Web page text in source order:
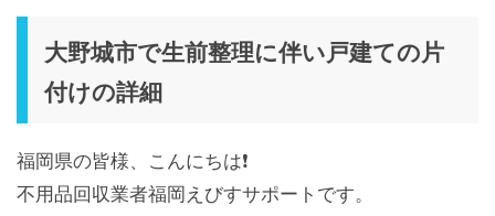
大野城市で生前整理に伴い戸建ての片
付けの詳細
福岡県の皆様、こんにちは❗️
不用品回収業者福岡えびすサポートです。